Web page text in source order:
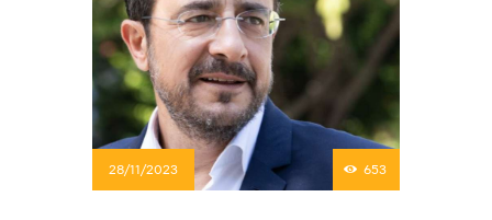
28/11/2023 653